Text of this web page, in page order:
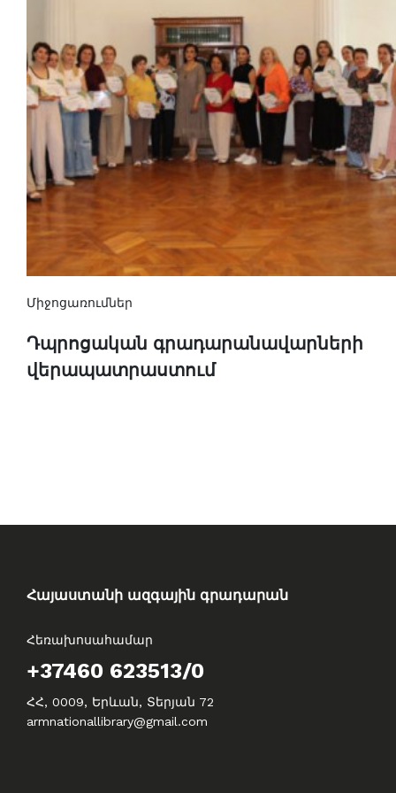
Միջոցառումներ
Դպրոցական գրադարանավարների
վերապատրաստում
Հայաստանի ազգային գրադարան
Հեռախոսահամար
+37460 623513/0
ՀՀ, 0009, Երևան, Տերյան 72
armnationallibrary@gmail.com